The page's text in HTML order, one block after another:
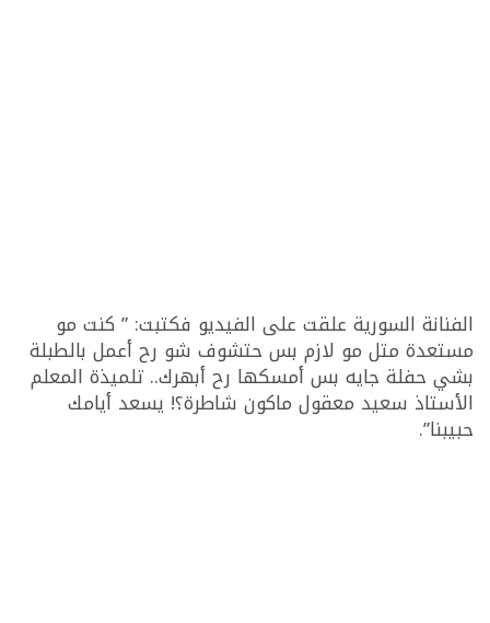
الفنانة السورية علقت على الفيديو فكتبت: ” كنت مو
مستعدة متل مو لازم بس حتشوف شو رح أعمل بالطبلة
بشي حفلة جايه بس أمسكها رح أبهرك.. تلميذة المعلم
الأستاذ سعيد معقول ماكون شاطرة؟! يسعد أيامك
حبيبنا”.